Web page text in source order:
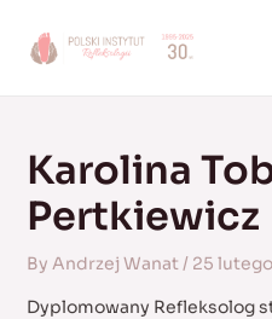
Karolina
Pertkiewicz
By Andrzej Wanat/ 25
Dyplomowany Refleksolog